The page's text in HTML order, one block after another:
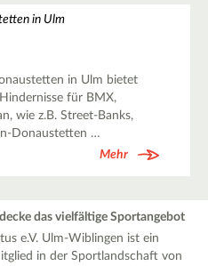
in Ulm
in Ulm bietet
für BMX,
wie z.B. Street-Banks,
Donaustetten …
Mehr
das vielfältige Sportangebot
e.V. Ulm-Wiblingen ist ein
in der Sportlandschaft von